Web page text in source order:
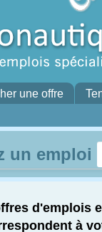
une offre
un emploi
d'emplois
à